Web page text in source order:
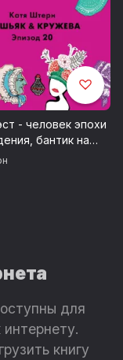
- человек эпохи
бантик на
заимствования у
для
книгу